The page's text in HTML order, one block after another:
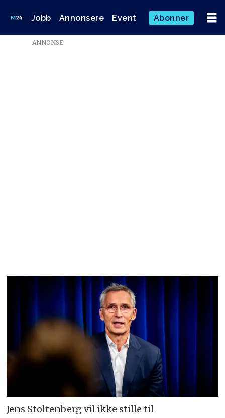
Jobb Annonsere Event Abonner
ANNONSE
Jens Stoltenberg vil ikke stille til